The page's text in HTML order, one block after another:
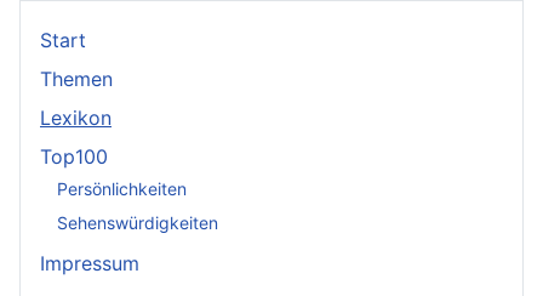
Start
Themen
Lexikon
Top100
Persönlichkeiten
Sehenswürdigkeiten
Impressum